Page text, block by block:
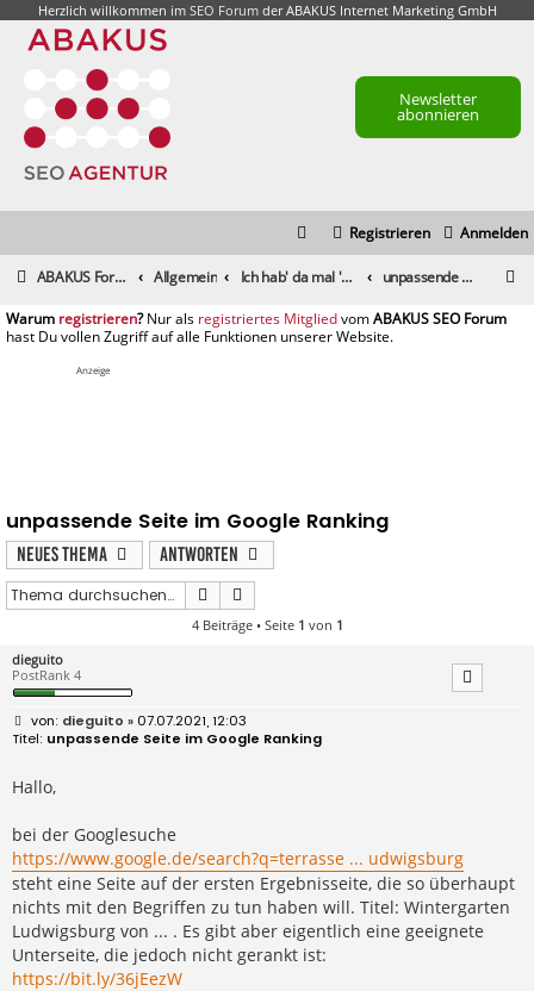
Herzlich willkommen im SEO Forumder ABAKUS Internet Marketing GmbH
Newsletter
abonnieren
Anmelden
Registrieren
ABAKUS Foren-Übersicht Allgemein Ich hab' da mal 'ne Frage unpassende Seite im Google Ranking
registrieren registriertes Mitglied
Anzeige
unpassende Seite im Google Ranking
Neues Thema
Antworten
Suche
4 Beiträge • Seite 1 von 1
dieguito
PostRank 4
B
e
i
r
a
dieguito » 07.07.2021, 12:03
unpassende Seite im Google Ranking
Hallo,
bei der Googlesuche
https://www.google.de/search?q=terrasse ... udwigsburg
steht eine Seite auf der ersten Ergebnisseite, die so überhaupt
nichts mit den Begriffen zu tun haben will. Titel: Wintergarten
Ludwigsburg von ... . Es gibt aber eigentlich eine geeignete
Unterseite, die jedoch nicht gerankt ist:
https://bit.ly/36jEezW